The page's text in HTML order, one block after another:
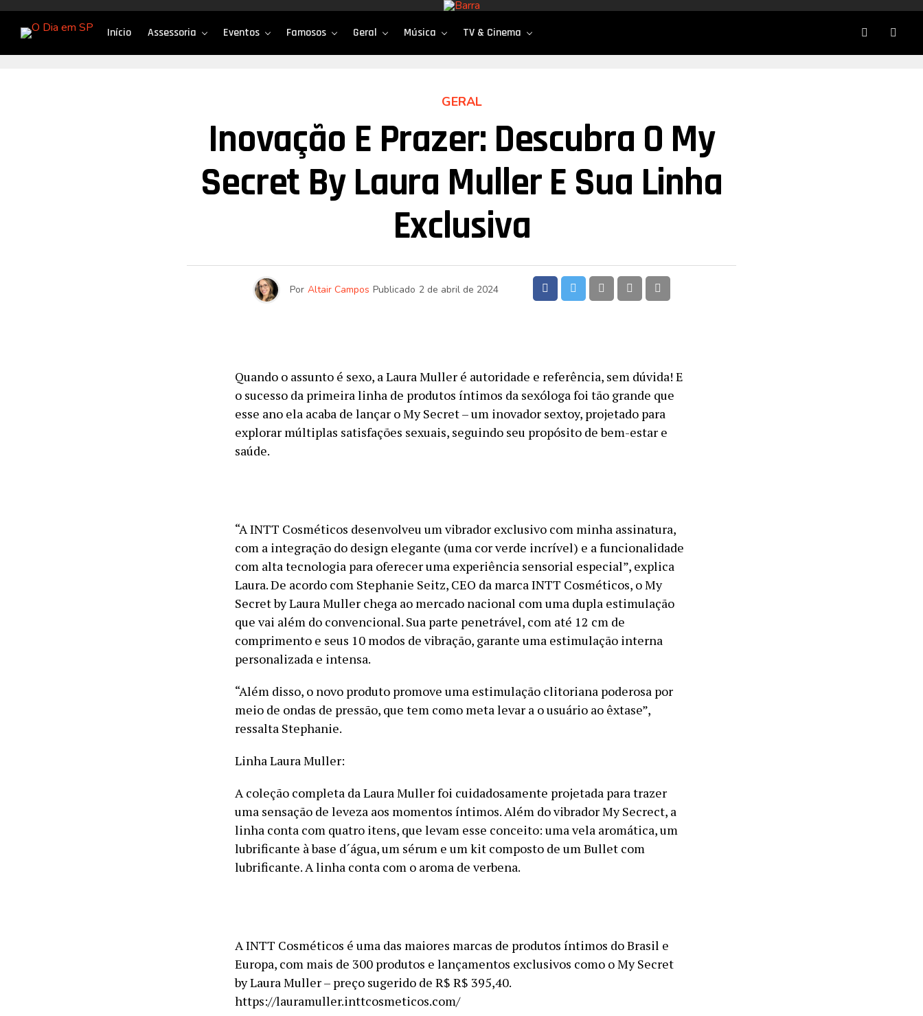
Início Assessoria Eventos Famosos Geral Música TV & Cinema
GERAL
Inovação E Prazer: Descubra O My
Secret By Laura Muller E Sua Linha
Exclusiva
Por Altair Campos Publicado 2 de abril de 2024
Quando o assunto é sexo, a Laura Muller é autoridade e referência, sem dúvida! E
o sucesso da primeira linha de produtos íntimos da sexóloga foi tão grande que
esse ano ela acaba de lançar o My Secret – um inovador sextoy, projetado para
explorar múltiplas satisfações sexuais, seguindo seu propósito de bem-estar e
saúde.
“A INTT Cosméticos desenvolveu um vibrador exclusivo com minha assinatura,
com a integração do design elegante (uma cor verde incrível) e a funcionalidade
com alta tecnologia para oferecer uma experiência sensorial especial”, explica
Laura. De acordo com Stephanie Seitz, CEO da marca INTT Cosméticos, o My
Secret by Laura Muller chega ao mercado nacional com uma dupla estimulação
que vai além do convencional. Sua parte penetrável, com até 12 cm de
comprimento e seus 10 modos de vibração, garante uma estimulação interna
personalizada e intensa.
“Além disso, o novo produto promove uma estimulação clitoriana poderosa por
meio de ondas de pressão, que tem como meta levar a o usuário ao êxtase”,
ressalta Stephanie.
Linha Laura Muller:
A coleção completa da Laura Muller foi cuidadosamente projetada para trazer
uma sensação de leveza aos momentos íntimos. Além do vibrador My Secrect, a
linha conta com quatro itens, que levam esse conceito: uma vela aromática, um
lubrificante à base d´água, um sérum e um kit composto de um Bullet com
lubrificante. A linha conta com o aroma de verbena.
A INTT Cosméticos é uma das maiores marcas de produtos íntimos do Brasil e
Europa, com mais de 300 produtos e lançamentos exclusivos como o My Secret
by Laura Muller – preço sugerido de R$ R$ 395,40.
https://lauramuller.inttcosmeticos.com/